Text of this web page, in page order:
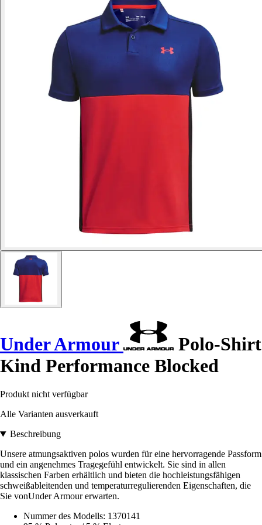
Under Armour
Polo-Shirt
Kind Performance Blocked
Produkt nicht verfügbar
Alle Varianten ausverkauft
Beschreibung
Unsere atmungsaktiven polos wurden für eine hervorragende Passform
und ein angenehmes Tragegefühl entwickelt. Sie sind in allen
klassischen Farben erhältlich und bieten die hochleistungsfähigen
schweißableitenden und temperaturregulierenden Eigenschaften, die
Sie vonUnder Armour erwarten.
Nummer des Modells: 1370141